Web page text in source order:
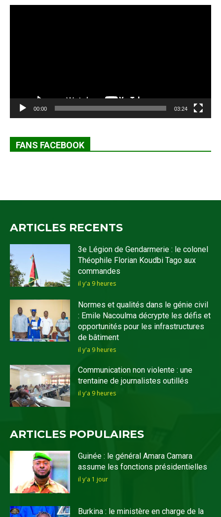
00:00 03:24
FANS FACEBOOK
ARTICLES RECENTS
3e Légion de Gendarmerie : le colonel
Théophile Florian Koudbi Tago aux
commandes
il y'a 9 heures
Normes et qualités dans le génie civil
: Emile Nacoulma décrypte les défis et
opportunités pour les infrastructures
de bâtiment
il y'a 9 heures
Communication non violente : une
trentaine de journalistes outillés
il y'a 9 heures
ARTICLES POPULAIRES
Guinée : le général Amara Camara
assume les fonctions présidentielles
il y'a 1 jour
Burkina : le ministère en charge de la